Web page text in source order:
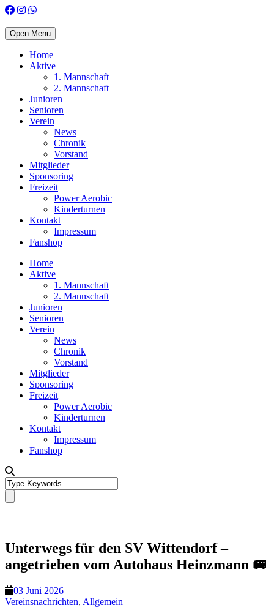
Open Menu
Home
Aktive
1. Mannschaft
2. Mannschaft
Junioren
Senioren
Verein
News
Chronik
Vorstand
Mitglieder
Sponsoring
Freizeit
Power Aerobic
Kinderturnen
Kontakt
Impressum
Fanshop
Home
Aktive
1. Mannschaft
2. Mannschaft
Junioren
Senioren
Verein
News
Chronik
Vorstand
Mitglieder
Sponsoring
Freizeit
Power Aerobic
Kinderturnen
Kontakt
Impressum
Fanshop
Unterwegs für den SV Wittendorf –
angetrieben vom Autohaus Heinzmann 🚐
03 Juni 2026
Vereinsnachrichten, Allgemein